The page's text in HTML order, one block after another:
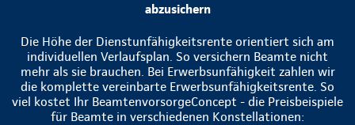
abzusichern
Die Höhe der Dienstunfähigkeitsrente orientiert sich am
individuellen Verlaufsplan. So versichern Beamte nicht
mehr als sie brauchen. Bei Erwerbsunfähigkeit zahlen wir
die komplette vereinbarte Erwerbsunfähigkeitsrente. So
viel kostet Ihr BeamtenvorsorgeConcept - die Preisbeispiele
für Beamte in verschiedenen Konstellationen: